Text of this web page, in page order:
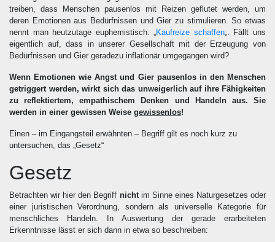
treiben, dass Menschen pausenlos mit Reizen geflutet werden, um
deren Emotionen aus Bedürfnissen und Gier zu stimulieren. So etwas
nennt man heutzutage euphemistisch: „Kaufreize schaffen„. Fällt uns
eigentlich auf, dass in unserer Gesellschaft mit der Erzeugung von
Bedürfnissen und Gier geradezu inflationär umgegangen wird?
Wenn Emotionen wie Angst und Gier pausenlos in den Menschen
getriggert werden, wirkt sich das unweigerlich auf ihre Fähigkeiten
zu reflektiertem, empathischem Denken und Handeln aus. Sie
werden in einer gewissen Weise gewissenlos!
Einen – im Eingangsteil erwähnten – Begriff gilt es noch kurz zu
untersuchen, das „Gesetz“
Gesetz
Betrachten wir hier den Begriff nichtim Sinne eines Naturgesetzes oder
einer juristischen Verordnung, sondern als universelle Kategorie für
menschliches Handeln. In Auswertung der gerade erarbeiteten
Erkenntnisse lässt er sich dann in etwa so beschreiben: